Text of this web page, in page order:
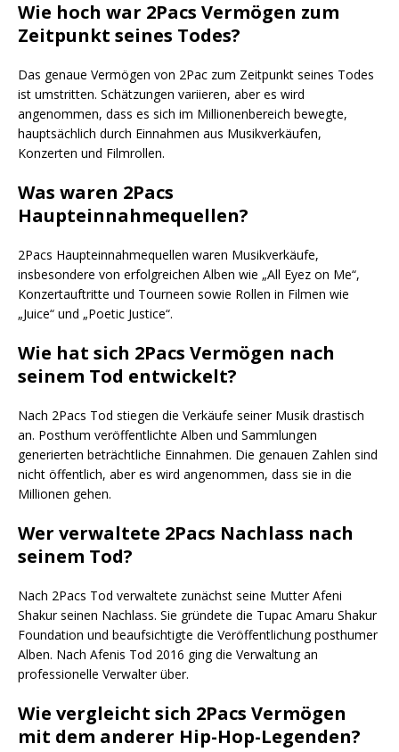
Wie hoch war 2Pacs Vermögen zum
Zeitpunkt seines Todes?
Das genaue Vermögen von 2Pac zum Zeitpunkt seines Todes
ist umstritten. Schätzungen variieren, aber es wird
angenommen, dass es sich im Millionenbereich bewegte,
hauptsächlich durch Einnahmen aus Musikverkäufen,
Konzerten und Filmrollen.
Was waren 2Pacs
Haupteinnahmequellen?
2Pacs Haupteinnahmequellen waren Musikverkäufe,
insbesondere von erfolgreichen Alben wie „All Eyez on Me“,
Konzertauftritte und Tourneen sowie Rollen in Filmen wie
„Juice“ und „Poetic Justice“.
Wie hat sich 2Pacs Vermögen nach
seinem Tod entwickelt?
Nach 2Pacs Tod stiegen die Verkäufe seiner Musik drastisch
an. Posthum veröffentlichte Alben und Sammlungen
generierten beträchtliche Einnahmen. Die genauen Zahlen sind
nicht öffentlich, aber es wird angenommen, dass sie in die
Millionen gehen.
Wer verwaltete 2Pacs Nachlass nach
seinem Tod?
Nach 2Pacs Tod verwaltete zunächst seine Mutter Afeni
Shakur seinen Nachlass. Sie gründete die Tupac Amaru Shakur
Foundation und beaufsichtigte die Veröffentlichung posthumer
Alben. Nach Afenis Tod 2016 ging die Verwaltung an
professionelle Verwalter über.
Wie vergleicht sich 2Pacs Vermögen
mit dem anderer Hip-Hop-Legenden?